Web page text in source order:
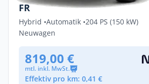
FR
Hybrid •Automatik •204 PS (150 kW)
Neuwagen
819,00 €
mtl. inkl. MwSt.
Effektiv pro km: 0,41 €